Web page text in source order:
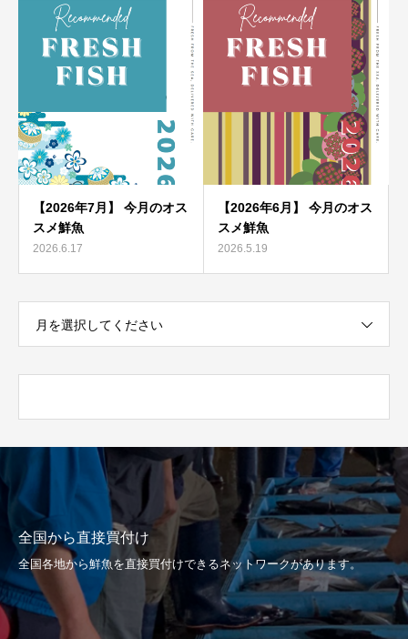
【2026年7月】 今月のオス
スメ鮮魚
2026.6.17
【2026年6月】 今月のオス
スメ鮮魚
2026.5.19
月を選択してください
全国から直接買付け
全国各地から鮮魚を直接買付けできるネットワークがあります。